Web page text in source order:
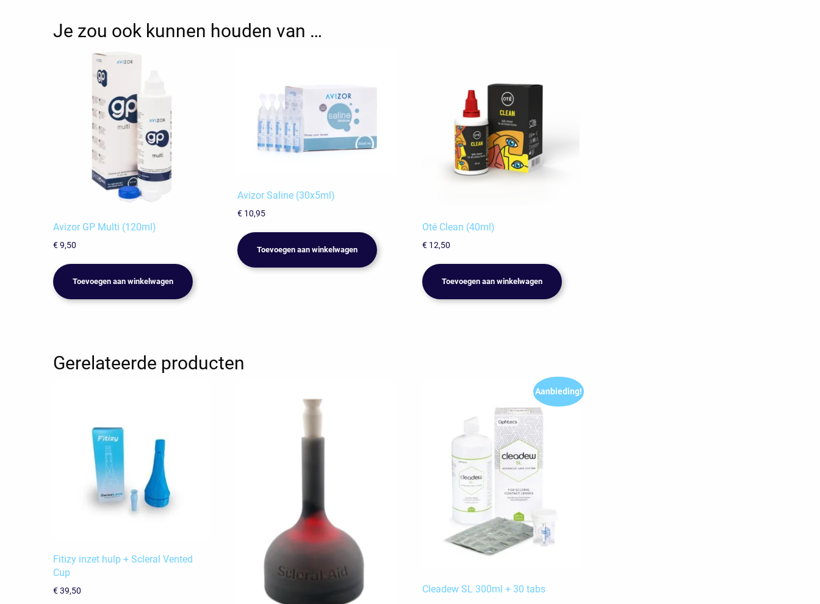
Je zou ook kunnen houden van …
Avizor GP Multi (120ml)
€9,50
Toevoegen aan winkelwagen
Avizor Saline (30x5ml)
€ 10,95
Toevoegen aan winkelwagen
Oté Clean (40ml)
€12,50
Toevoegen aan winkelwagen
Gerelateerde producten
Fitizy inzet hulp + Scleral Vented
Cup
€39,50
Aanbieding!
Cleadew SL 300ml + 30 tabs